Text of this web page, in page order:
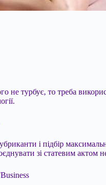
не турбує, то треба
і підбір
зі статевим актом